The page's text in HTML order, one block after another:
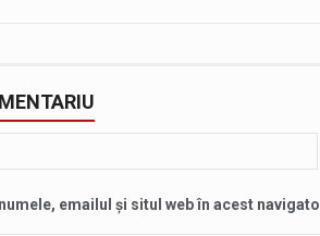
emailul și situl web în acest